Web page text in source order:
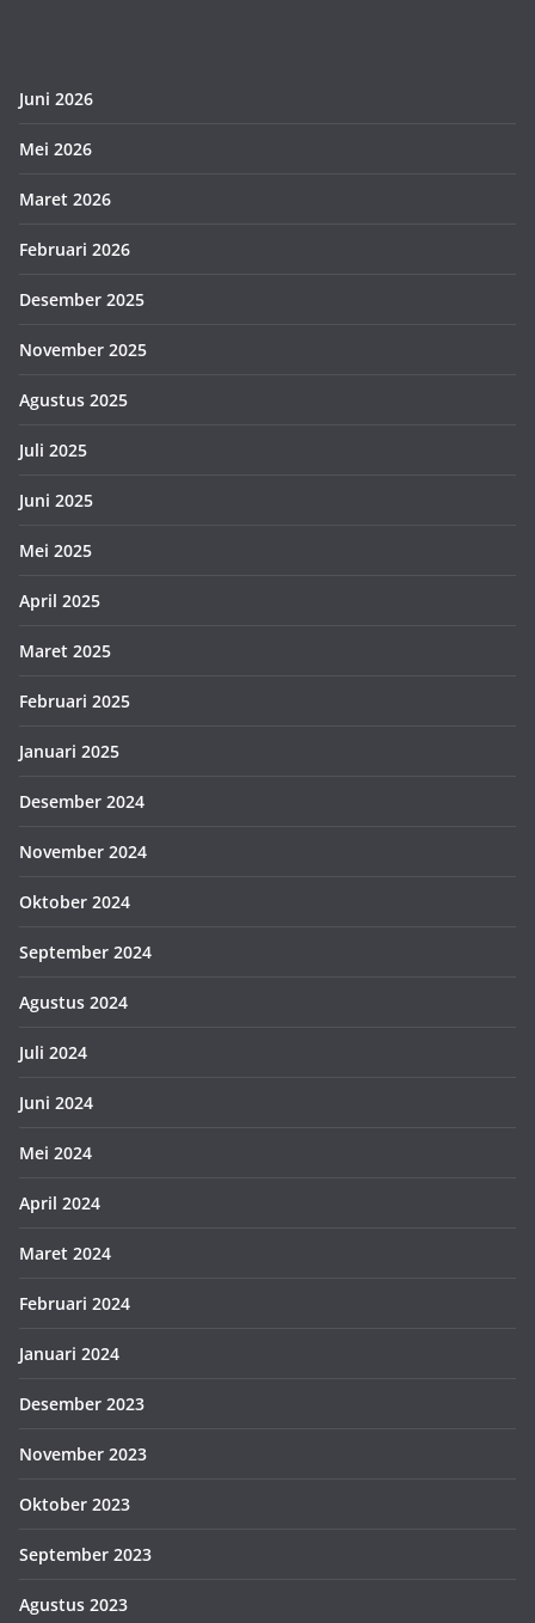
Juni 2026
Mei 2026
Maret 2026
Februari 2026
Desember 2025
November 2025
Agustus 2025
Juli 2025
Juni 2025
Mei 2025
April 2025
Maret 2025
Februari 2025
Januari 2025
Desember 2024
November 2024
Oktober 2024
September 2024
Agustus 2024
Juli 2024
Juni 2024
Mei 2024
April 2024
Maret 2024
Februari 2024
Januari 2024
Desember 2023
November 2023
Oktober 2023
September 2023
Agustus 2023